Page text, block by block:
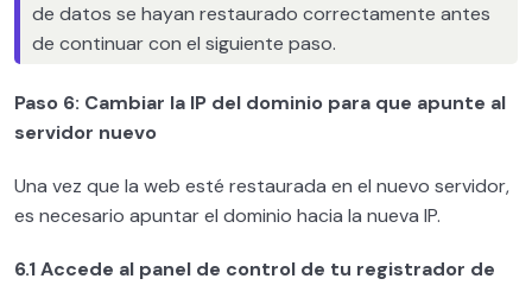
de datos se hayan restaurado correctamente antes
de continuar con el siguiente paso.
Paso 6: Cambiar la IP del dominio para que apunte al
servidor nuevo
Una vez que la web esté restaurada en el nuevo servidor,
es necesario apuntar el dominio hacia la nueva IP.
6.1 Accede al panel de control de tu registrador de